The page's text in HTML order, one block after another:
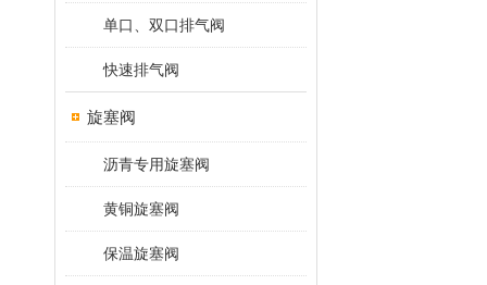
单口、双口排气阀
快速排气阀
旋塞阀
沥青专用旋塞阀
黄铜旋塞阀
保温旋塞阀